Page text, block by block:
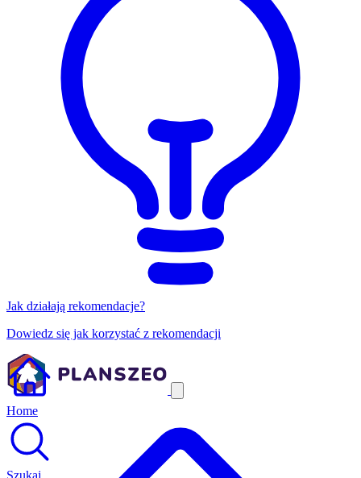
Jak działają rekomendacje?
Dowiedz się jak korzystać z rekomendacji
Home
Szukaj